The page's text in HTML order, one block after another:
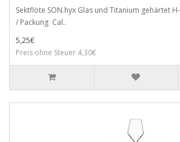
Sektflöte SON.hyx Glas und Titanium gehärtet
/ Packung Cal..
5,25€
Preis ohne Steuer 4,30€